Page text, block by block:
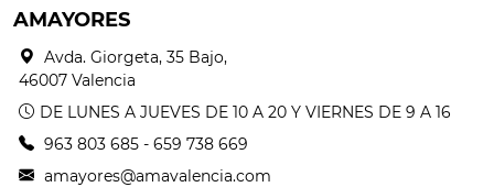
AMAYORES
Avda. Giorgeta, 35 Bajo,
46007 Valencia
DE LUNES A JUEVES DE 10 A 20 Y VIERNES DE 9 A 16
963 803 685 - 659 738 669
amayores@amavalencia.com